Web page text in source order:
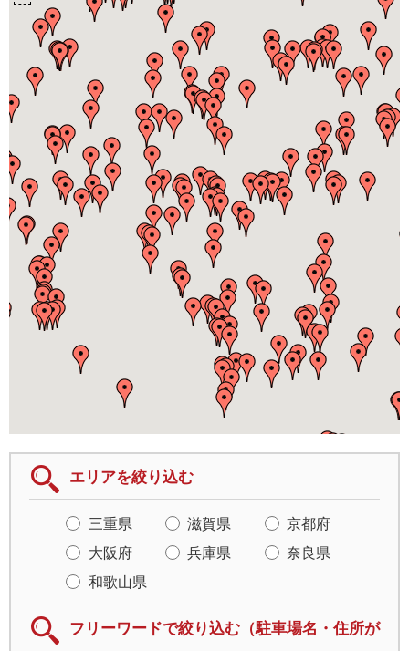
エリアを絞り込む
三重県 滋賀県
京都府
大阪府
兵庫県
奈良県
和歌山県
フリーワードで絞り込む（駐車場名・住所が